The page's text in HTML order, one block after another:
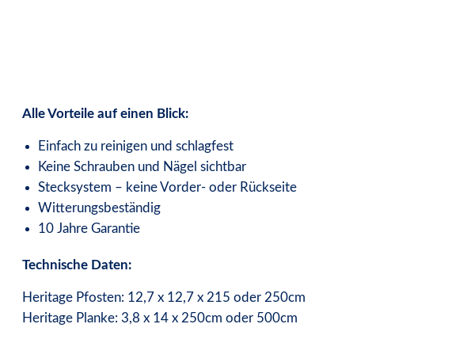
Alle Vorteile auf einen Blick:
Einfach zu reinigen und schlagfest
Keine Schrauben und Nägel sichtbar
Stecksystem – keine Vorder- oder Rückseite
Witterungsbeständig
10 Jahre Garantie
Technische Daten:
Heritage Pfosten: 12,7 x 12,7 x 215 oder 250cm
Heritage Planke: 3,8 x 14 x 250cm oder 500cm